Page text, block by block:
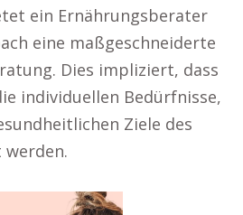
ein Ernährungsberater
eine maßgeschneiderte
Dies impliziert, dass
individuellen Bedürfnisse,
Ziele des
werden.